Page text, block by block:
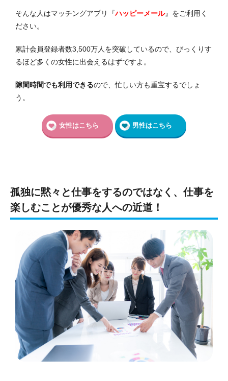
そんな人はマッチングアプリ『ハッピーメール』をご利用く
ださい。
累計会員登録者数3,500万人を突破しているので、びっくりす
るほど多くの女性に出会えるはずですよ。
隙間時間でも利用できるので、忙しい方も重宝するでしょ
う。
女性はこちら 男性はこちら
孤独に黙々と仕事をするのではなく、仕事を
楽しむことが優秀な人への近道！